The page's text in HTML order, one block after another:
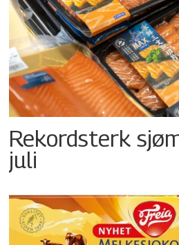
Rekordsterk
juli